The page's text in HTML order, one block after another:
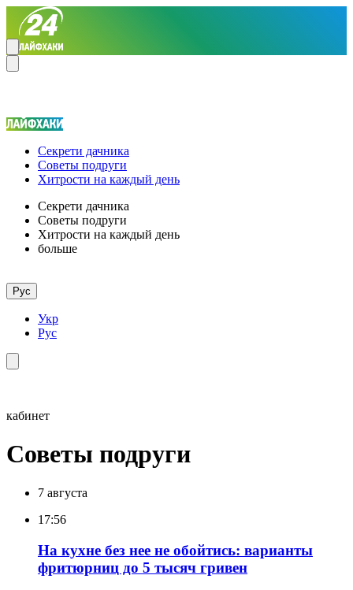
Секрети дачника
Советы подруги
Хитрости на каждый день
Секрети дачника
Советы подруги
Хитрости на каждый день
больше
Рус
Укр
Рус
кабинет
Советы подруги
7 августа
17:56
На кухне без нее не обойтись: варианты
фритюрниц до 5 тысяч гривен